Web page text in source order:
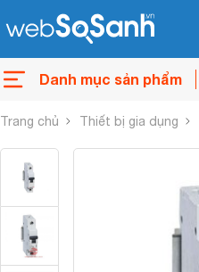
Danh mục sản phẩm
Trang chủ Thiết bị gia dụng